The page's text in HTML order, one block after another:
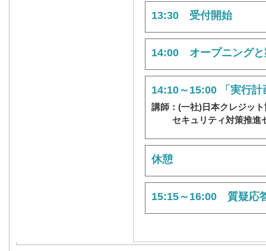
13:30 受付開始
14:00 オープニングと
14:10～15:00 「実行
講師：(一社)日本クレジット
セキュリティ対策推
休憩
15:15～16:00 質疑応